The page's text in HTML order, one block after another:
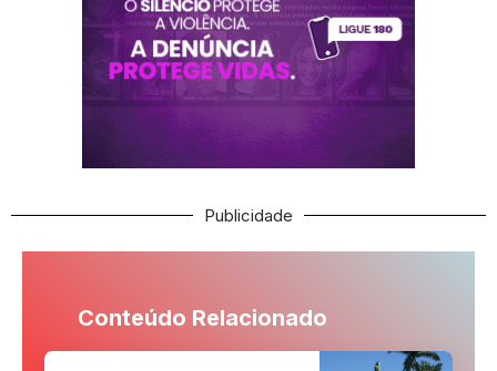
Publicidade
Conteúdo Relacionado